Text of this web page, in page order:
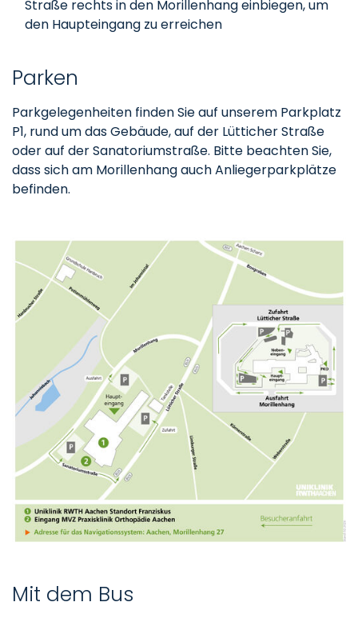
Straße rechts in den Morillenhang einbiegen, um
den Haupteingang zu erreichen
Parken
Parkgelegenheiten finden Sie auf unserem Parkplatz
P1, rund um das Gebäude, auf der Lütticher Straße
oder auf der Sanatoriumstraße. Bitte beachten Sie,
dass sich am Morillenhang auch Anliegerparkplätze
befinden.
Mit dem Bus